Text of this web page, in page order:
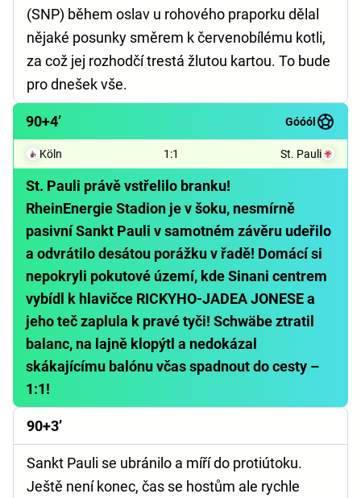
(SNP) během oslav u rohového praporku dělal
nějaké posunky směrem k červenobílému kotli,
za což jej rozhodčí trestá žlutou kartou. To bude
pro dnešek vše.
90+4’ Góóól
Köln 1 :1 St. Pauli
St. Pauli právě vstřelilo branku!
RheinEnergie Stadion je v šoku, nesmírně
pasivní Sankt Pauli v samotném závěru udeřilo
a odvrátilo desátou porážku v řadě! Domácí si
nepokryli pokutové území, kde Sinani centrem
vybídl k hlavičce RICKYHO-JADEA JONESE a
jeho teč zaplula k pravé tyči! Schwäbe ztratil
balanc, na lajně klopýtl a nedokázal
skákajícímu balónu včas spadnout do cesty –
1:1!
90+3’
Sankt Pauli se ubránilo a míří do protiútoku.
Ještě není konec, čas se hostům ale rychle